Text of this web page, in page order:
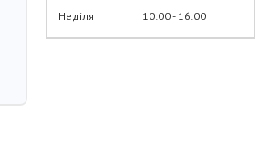
Неділя
10:00 16:00